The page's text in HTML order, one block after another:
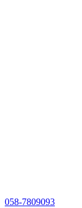
058-7809093